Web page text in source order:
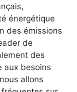
énergétique
des émissions
de
des
aux besoins
allons